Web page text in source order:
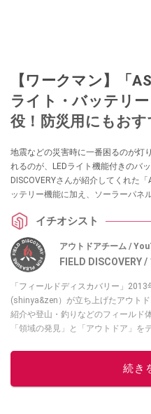
【ワークマン】「
ライト・バッテリ
役！防災用にもおす
地震などの災害時に一番困るのが灯
れるのが、LEDライト機能付きのバ
DISCOVERYさんが紹介してくれた
ッテリー機能に加え、ソーラーパネ
イチオシスト
アウトドアチーム /
FIELD DISCOVERY
「フィールドディスカバリー」
(shinya&zen）が立ち上げたアウト
紹介や登山・釣りなどのフィールド
「領域の発見」と「アウトドア」
・YouTubeチャンネルは
続き